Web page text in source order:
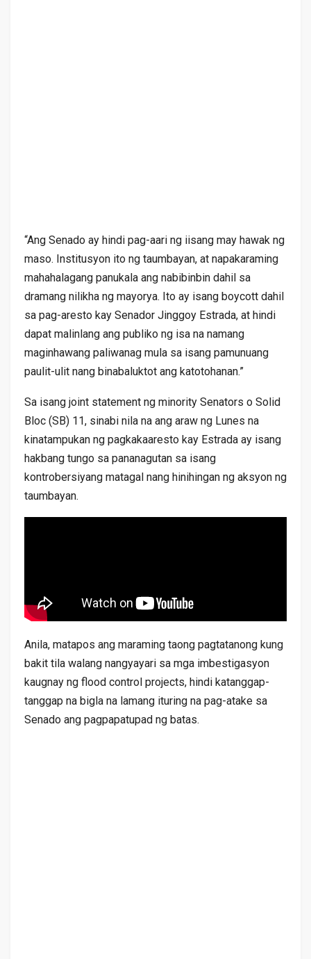
“Ang Senado ay hindi pag-aari ng iisang may hawak ng
maso. Institusyon ito ng taumbayan, at napakaraming
mahahalagang panukala ang nabibinbin dahil sa
dramang nilikha ng mayorya. Ito ay isang boycott dahil
sa pag-aresto kay Senador Jinggoy Estrada, at hindi
dapat malinlang ang publiko ng isa na namang
maginhawang paliwanag mula sa isang pamunuang
paulit-ulit nang binabaluktot ang katotohanan.”
Sa isang joint statement ng minority Senators o Solid
Bloc (SB) 11, sinabi nila na ang araw ng Lunes na
kinatampukan ng pagkakaaresto kay Estrada ay isang
hakbang tungo sa pananagutan sa isang
kontrobersiyang matagal nang hinihingan ng aksyon ng
taumbayan.
Anila, matapos ang maraming taong pagtatanong kung
bakit tila walang nangyayari sa mga imbestigasyon
kaugnay ng flood control projects, hindi katanggap-
tanggap na bigla na lamang ituring na pag-atake sa
Senado ang pagpapatupad ng batas.